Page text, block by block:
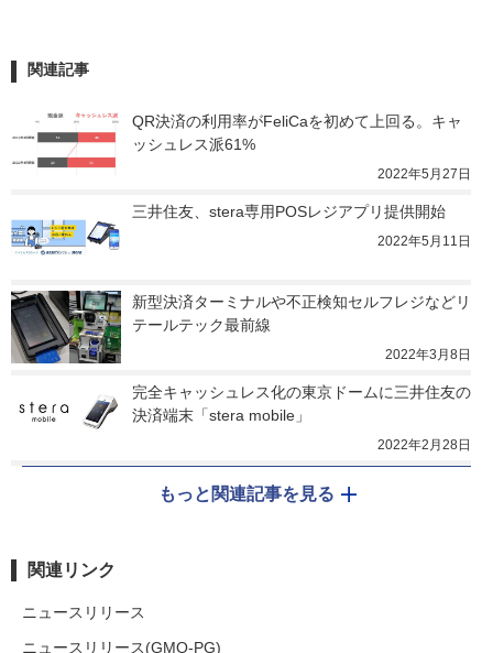
関連記事
QR決済の利用率がFeliCaを初めて上回る。キャ
ッシュレス派61%
2022年5月27日
三井住友、stera専用POSレジアプリ提供開始
2022年5月11日
新型決済ターミナルや不正検知セルフレジなどリ
テールテック最前線
2022年3月8日
完全キャッシュレス化の東京ドームに三井住友の
決済端末「stera mobile」
2022年2月28日
もっと関連記事を見る
関連リンク
ニュースリリース
ニュースリリース(GMO-PG)